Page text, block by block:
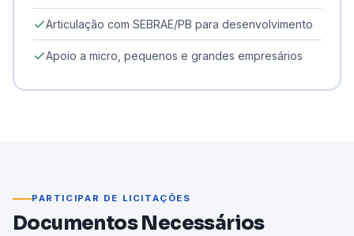
Articulação com SEBRAE/PB para desenvolvimento
Apoio a micro, pequenos e grandes empresários
PARTICIPAR DE LICITAÇÕES
Documentos Necessários